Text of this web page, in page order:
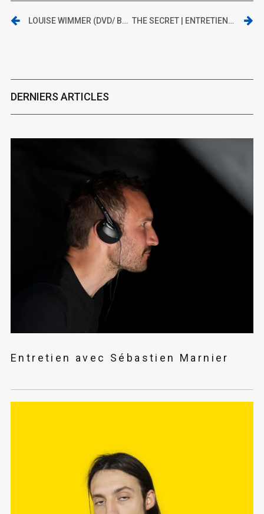
LOUISE WIMMER (DVD/ BLAQ OUT) THE SECRET | ENTRETIEN AVEC PASCAL LAUGIER
DERNIERS ARTICLES
Entretien avec Sébastien Marnier